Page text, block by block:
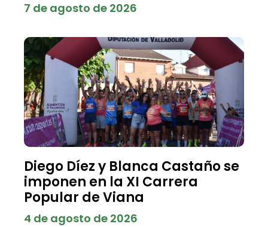
7 de agosto de 2026
Diego Díez y Blanca Castaño se
imponen en la XI Carrera
Popular de Viana
4 de agosto de 2026